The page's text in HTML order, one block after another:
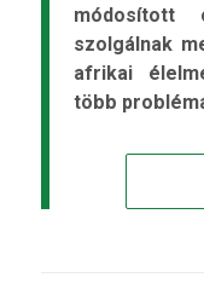
módosított
szolgálnak
afrikai
több